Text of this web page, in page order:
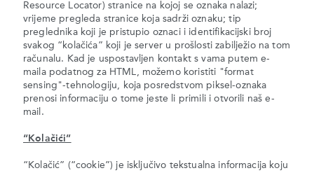
Resource Locator) stranice na kojoj se oznaka nalazi;
vrijeme pregleda stranice koja sadrži oznaku; tip
preglednika koji je pristupio oznaci i identifikacijski broj
svakog “kolačića” koji je server u prošlosti zabilježio na tom
računalu. Kad je uspostavljen kontakt s vama putem e-
maila podatnog za HTML, možemo koristiti "format
sensing"-tehnologiju, koja posredstvom piksel-oznaka
prenosi informaciju o tome jeste li primili i otvorili naš e-
mail.
“Kolačići”
“Kolačić” (“cookie”) je isključivo tekstualna informacija koju